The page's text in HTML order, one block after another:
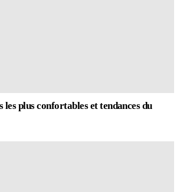
les plus confortables et tendances du